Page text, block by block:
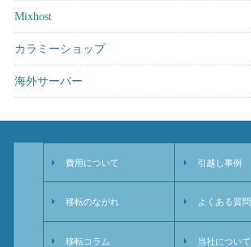
Mixhost
カラミーショップ
海外サーバー
費用について 引越し事例
移転のながれ よくある質問
移転コラム 当社について